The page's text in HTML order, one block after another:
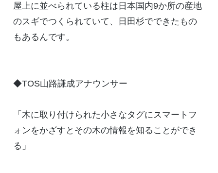
屋上に並べられている柱は日本国内9か所の産地
のスギでつくられていて、日田杉でできたもの
もあるんです。
◆TOS山路謙成アナウンサー
「木に取り付けられた小さなタグにスマートフ
ォンをかざすとその木の情報を知ることができ
る」